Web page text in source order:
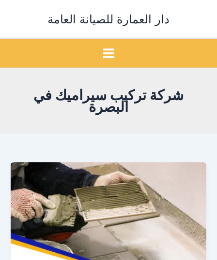
دار العمارة للصيانة العامة
شركة تركيب سيراميك في
البصرة